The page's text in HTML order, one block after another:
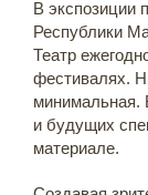
В экспозиции
Республики
Театр
фестивалях.
минимальная.
и будущих
материале.